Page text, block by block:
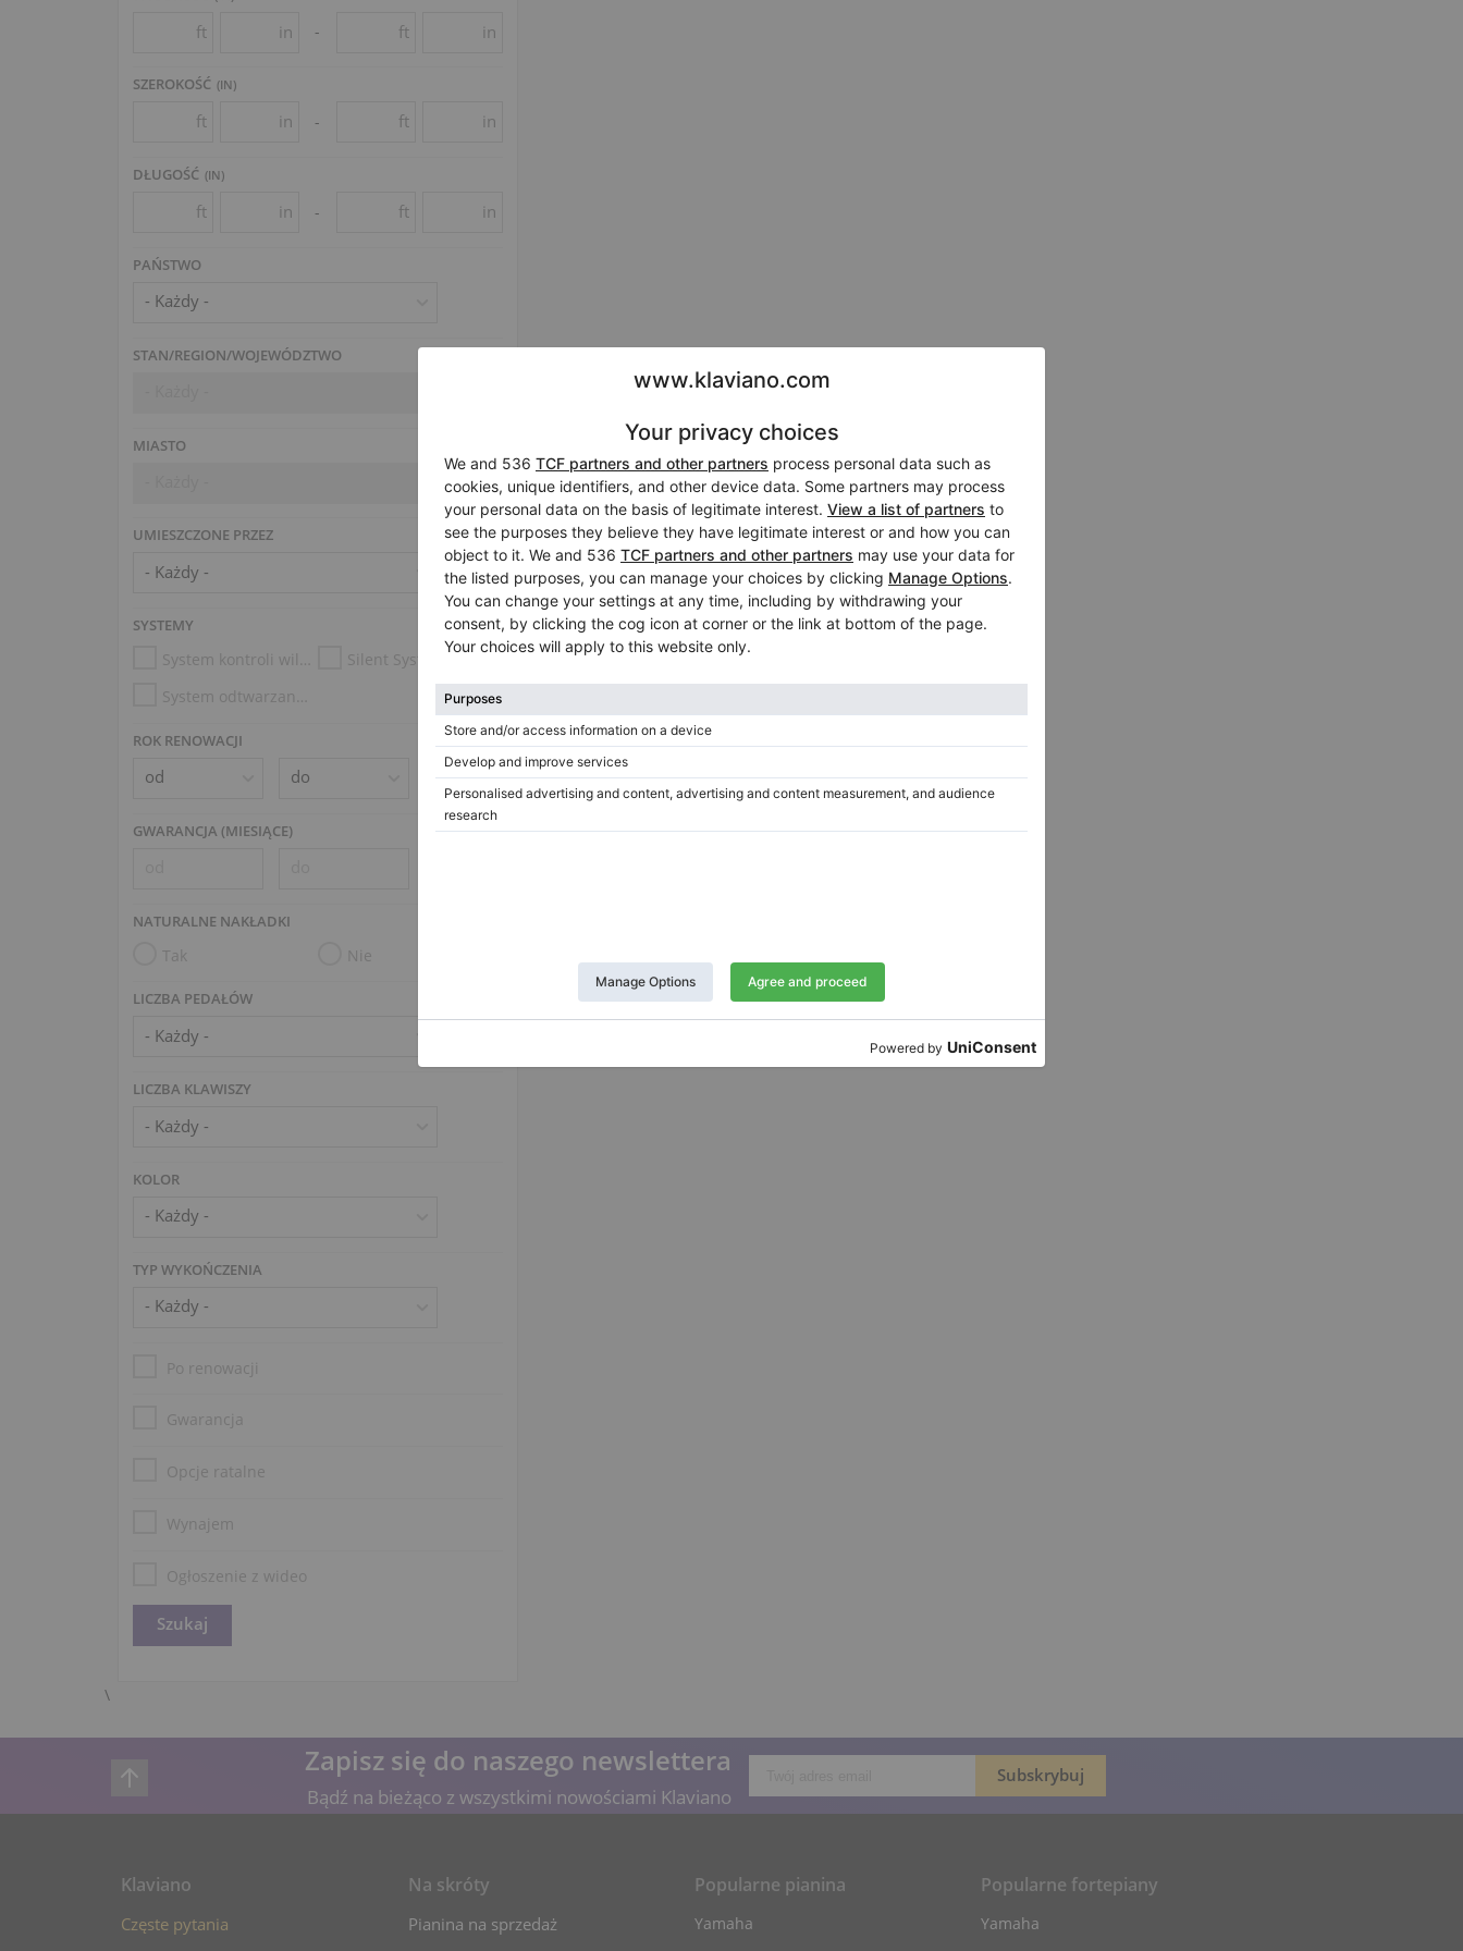
ft in - ft in
SZEROKOŚĆ (IN)
ft in - ft in
DŁUGOŚĆ (IN)
ft in - ft in
PAŃSTWO
- Każdy -
STAN/REGION/WOJEWÓDZTWO
MIASTO
UMIESZCZONE PRZEZ
SYSTEMY
System kontroli wilgotności
Silent System
System odtwarzania (np. Disklavier, PianoDisc)
ROK RENOWACJI
GWARANCJA (MIESIĄCE)
NATURALNE NAKŁADKI
Tak Nie
LICZBA PEDAŁÓW
LICZBA KLAWISZY
KOLOR
TYP WYKOŃCZENIA
Po renowacji
Gwarancja
Opcje ratalne
Wynajem
Ogłoszenie z wideo
\
Zapisz się do naszego newslettera
Bądź na bieżąco z wszystkimi nowościami Klaviano
Klaviano
Częste pytania
Na skróty
Pianina na sprzedaż
Popularne pianina
Yamaha
Popularne fortepiany
Yamaha